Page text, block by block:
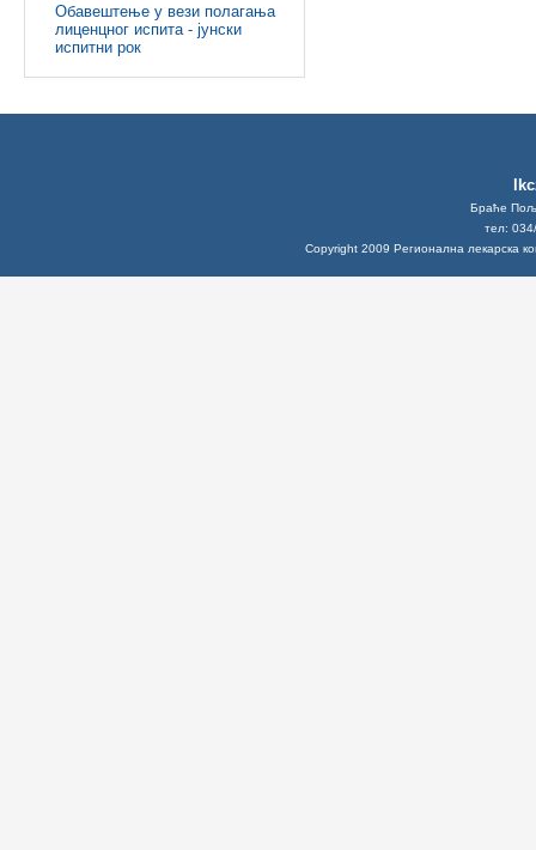
Обавештење у вези полагања
лиценцног испита - јунски
испитни рок
Браће
тел:
Copyright 2009 Регионална лекарска